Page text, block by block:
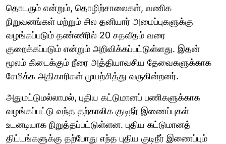
தொடரும் என்றும், தொழிற்சாலைகள், வணிக
நிறுவனங்கள் மற்றும் சில தனியார் அமைப்புகளுக்கு
வழங்கப்படும் தண்ணீரில் 20 சதவீதம் வரை
குறைக்கப்படும் என்றும் அறிவிக்கப்பட்டுள்ளது. இதன்
மூலம் கிடைக்கும் நீரை அத்தியாவசிய தேவைகளுக்காக
சேமிக்க அதிகாரிகள் முயற்சித்து வருகின்றனர்.
அதுமட்டுமல்லாமல், புதிய கட்டுமானப் பணிகளுக்காக
வழங்கப்பட்டு வந்த தற்காலிக குடிநீர் இணைப்புகள்
உடனடியாக நிறுத்தப்பட்டுள்ளன. புதிய கட்டுமானத்
திட்டங்களுக்கு தற்போது எந்த புதிய குடிநீர் இணைப்பும்